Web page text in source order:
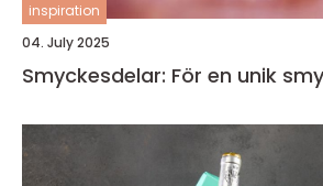
inspiration
04. July 2025
Smyckesdelar: För en unik